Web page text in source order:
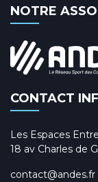
NOTRE
CONTACT
Les Espaces
18 av Charles de
contact@andes.fr